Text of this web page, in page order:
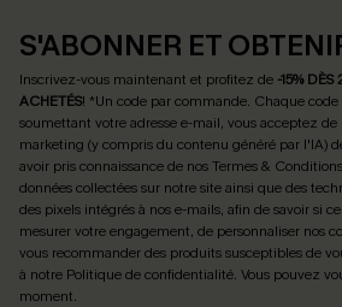
S'ABONNER ET
Inscrivez-vous maintenant et profitez de -15%
ACHETÉS! *Un code par commande. Chaque code
soumettant votre adresse e-mail, vous acceptez de
marketing (y compris du contenu généré par l'IA)
avoir pris connaissance de nosTermes & Conditions
données collectées sur notre site ainsi que des
des pixels intégrés à nos e-mails, afin de savoir si
mesurer votre engagement, de personnaliser nos
vous recommander des produits susceptibles de
à notre Politique de confidentialité. Vous pouvez
moment.